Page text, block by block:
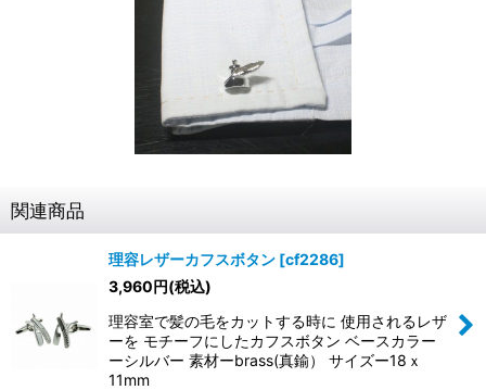
関連商品
理容レザーカフスボタン [cf2286]
3,960円(税込)
理容室で髪の毛をカットする時に 使用されるレザ
ーを モチーフにしたカフスボタン ベースカラー
ーシルバー 素材ーbrass(真鍮） サイズー18ｘ
11mm